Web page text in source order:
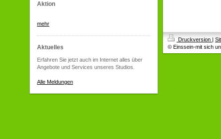
Aktion
mehr
Aktuelles
Erfahren Sie jetzt auch im Internet alles über
Angebote und Services unseres Studios.
Alle Meldungen
Druckversion |
© Einssein-mit sich